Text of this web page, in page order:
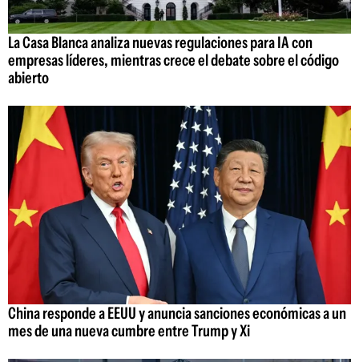
La Casa Blanca analiza nuevas regulaciones para IA con
empresas líderes, mientras crece el debate sobre el código
abierto
China responde a EEUU y anuncia sanciones económicas a un
mes de una nueva cumbre entre Trump y Xi